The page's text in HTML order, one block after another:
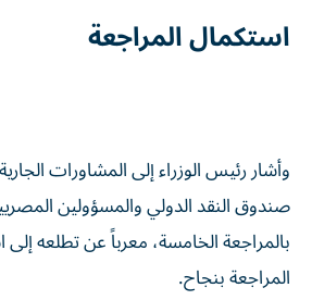
استكمال المراجعة
وأشار رئيس الوزراء إلى المشاورات
صندوق النقد الدولي والمسؤولين
بالمراجعة الخامسة، معرباً عن تطلعه
المراجعة بنجاح.